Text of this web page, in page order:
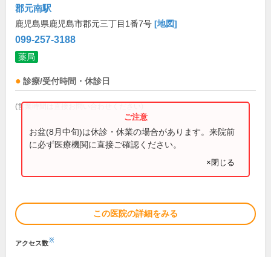
郡元南駅
鹿児島県鹿児島市郡元三丁目1番7号 [地図]
099-257-3188
薬局
診療/受付時間・休診日
(営業時間は直接お問い合わせください)
お盆(8月中旬)は休診・休業の場合があります。来院前
に必ず医療機関に直接ご確認ください。
×閉じる
この医院の詳細をみる
アクセス数※